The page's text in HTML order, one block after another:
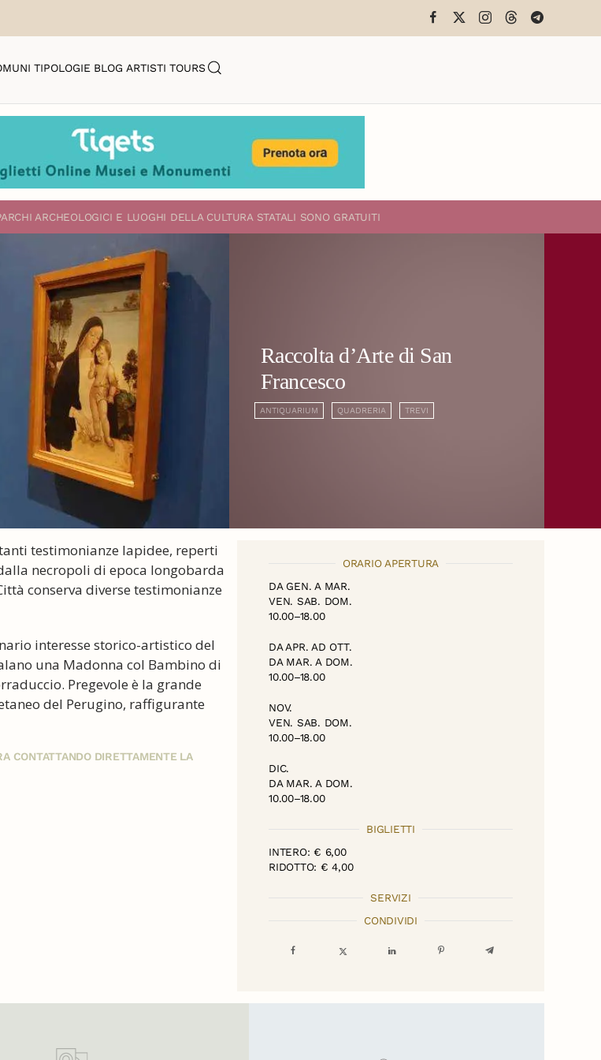
TIPOLOGIE BLOG ARTISTI TOURS
ARCHEOLOGICI E LUOGHI DELLA CULTURA STATALI SONO GRATUITI
Raccolta d’Arte di San
Francesco
ANTIQUARIUM QUADRERIA TREVI
testimonianze lapidee, reperti
necropoli di epoca longobarda
conserva diverse testimonianze
interesse storico-artistico del
una Madonna col Bambino di
Pregevole è la grande
del Perugino, raffigurante
CONTATTANDO DIRETTAMENTE LA
ORARIO APERTURA
DA GEN. A MAR.
VEN. SAB. DOM.
10.00–18.00
DA APR. AD OTT.
DA MAR. A DOM.
10.00–18.00
NOV.
VEN. SAB. DOM.
10.00–18.00
DIC.
DA MAR. A DOM.
10.00–18.00
BIGLIETTI
INTERO: € 6,00
RIDOTTO: € 4,00
SERVIZI
CONDIVIDI